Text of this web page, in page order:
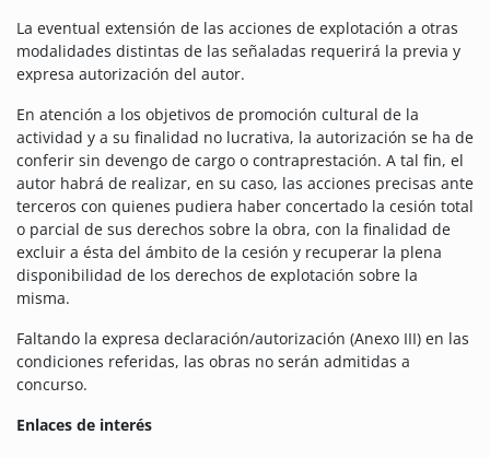
La eventual extensión de las acciones de explotación a otras
modalidades distintas de las señaladas requerirá la previa y
expresa autorización del autor.
En atención a los objetivos de promoción cultural de la
actividad y a su finalidad no lucrativa, la autorización se ha de
conferir sin devengo de cargo o contraprestación. A tal fin, el
autor habrá de realizar, en su caso, las acciones precisas ante
terceros con quienes pudiera haber concertado la cesión total
o parcial de sus derechos sobre la obra, con la finalidad de
excluir a ésta del ámbito de la cesión y recuperar la plena
disponibilidad de los derechos de explotación sobre la
misma.
Faltando la expresa declaración/autorización (Anexo III) en las
condiciones referidas, las obras no serán admitidas a
concurso.
Enlaces de interés